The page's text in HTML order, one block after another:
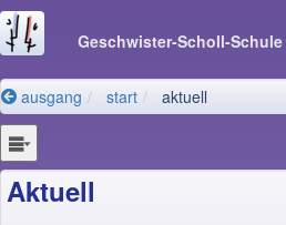
Geschwister-Scholl-Schule
ausgang start aktuell
Aktuell